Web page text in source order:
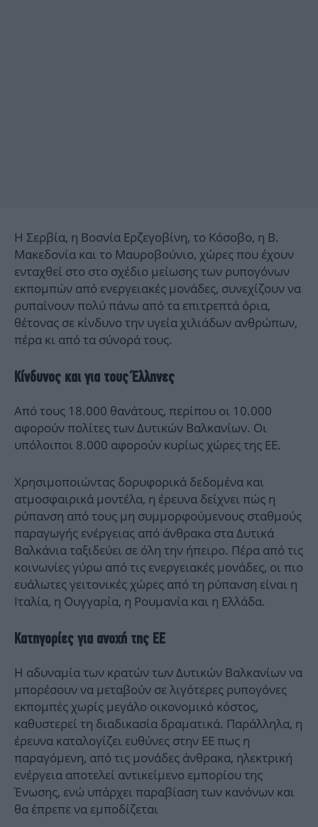
Η Σερβία, η Βοσνία Ερζεγοβίνη, το Κόσοβο, η Β.
Μακεδονία και το Μαυροβούνιο, χώρες που έχουν
ενταχθεί στο στο σχέδιο μείωσης των ρυπογόνων
εκπομπών από ενεργειακές μονάδες, συνεχίζουν να
ρυπαίνουν πολύ πάνω από τα επιτρεπτά όρια,
θέτονας σε κίνδυνο την υγεία χιλιάδων ανθρώπων,
πέρα κι από τα σύνορά τους.
Κίνδυνος και για τους Έλληνες
Από τους 18.000 θανάτους, περίπου οι 10.000
αφορούν πολίτες των Δυτικών Βαλκανίων. Οι
υπόλοιποι 8.000 αφορούν κυρίως χώρες της ΕΕ.
Χρησιμοποιώντας δορυφορικά δεδομένα και
ατμοσφαιρικά μοντέλα, η έρευνα δείχνει πώς η
ρύπανση από τους μη συμμορφούμενους σταθμούς
παραγωγής ενέργειας από άνθρακα στα Δυτικά
Βαλκάνια ταξιδεύει σε όλη την ήπειρο. Πέρα από τις
κοινωνίες γύρω από τις ενεργειακές μονάδες, οι πιο
ευάλωτες γειτονικές χώρες από τη ρύπανση είναι η
Ιταλία, η Ουγγαρία, η Ρουμανία και η Ελλάδα.
Κατηγορίες για ανοχή της ΕΕ
Η αδυναμία των κρατών των Δυτικών Βαλκανίων να
μπορέσουν να μεταβούν σε λιγότερες ρυπογόνες
εκπομπές χωρίς μεγάλο οικονομικό κόστος,
καθυστερεί τη διαδικασία δραματικά. Παράλληλα, η
έρευνα καταλογίζει ευθύνες στην ΕΕ πως η
παραγόμενη, από τις μονάδες άνθρακα, ηλεκτρική
ενέργεια αποτελεί αντικείμενο εμπορίου της
Ένωσης, ενώ υπάρχει παραβίαση των κανόνων και
θα έπρεπε να εμποδίζεται